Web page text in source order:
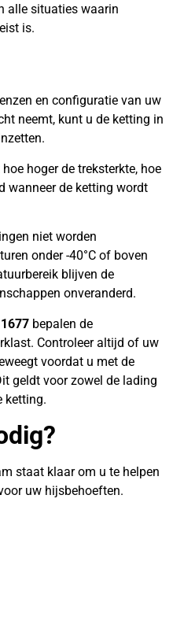
alle situaties waarin
is.
en configuratie van uw
neemt, kunt u de ketting in
hoger de treksterkte, hoe
wanneer de ketting wordt
niet worden
onder -40°C of boven
blijven de
onveranderd.
bepalen de
Controleer altijd of uw
voordat u met de
geldt voor zowel de lading
ketting.
staat klaar om u te helpen
uw hijsbehoeften.